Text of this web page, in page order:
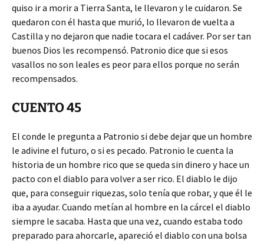
quiso ir a morir a Tierra Santa, le llevaron y le cuidaron. Se
quedaron con él hasta que murió, lo llevaron de vuelta a
Castilla y no dejaron que nadie tocara el cadáver. Por ser tan
buenos Dios les recompensó. Patronio dice que si esos
vasallos no son leales es peor para ellos porque no serán
recompensados.
CUENTO 45
El conde le pregunta a Patronio si debe dejar que un hombre
le adivine el futuro, o si es pecado. Patronio le cuenta la
historia de un hombre rico que se queda sin dinero y hace un
pacto con el diablo para volver a ser rico. El diablo le dijo
que, para conseguir riquezas, solo tenía que robar, y que él le
iba a ayudar. Cuando metían al hombre en la cárcel el diablo
siempre le sacaba. Hasta que una vez, cuando estaba todo
preparado para ahorcarle, apareció el diablo con una bolsa